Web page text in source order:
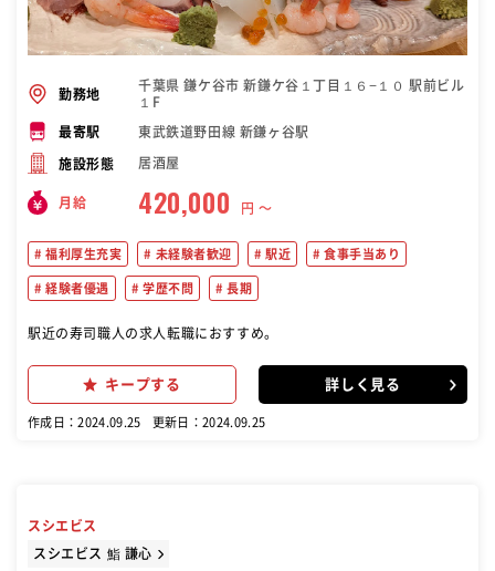
勤務地
千葉県 鎌ケ谷市 新鎌ケ谷１丁目１６−１０ 駅前ビル
１F
最寄駅 東武鉄道野田線 新鎌ヶ谷駅
施設形態 居酒屋
月給 420,000 円 〜
福利厚生充実 未経験者歓迎 駅近 食事手当あり
経験者優遇 学歴不問 長期
駅近の寿司職人の求人転職におすすめ。
キープする 詳しく見る
作成日：2024.09.25 更新日：2024.09.25
スシエビス
スシエビス 鮨 謙心